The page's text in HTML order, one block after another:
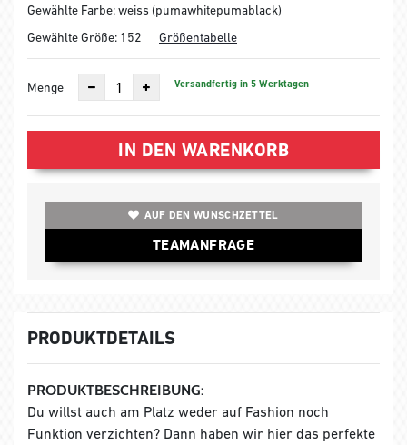
Gewählte Farbe: weiss (pumawhitepumablack)
Gewählte Größe: 152 Größentabelle
Menge Versandfertig in 5 Werktagen
IN DEN WARENKORB
AUF DEN WUNSCHZETTEL
TEAMANFRAGE
PRODUKTDETAILS
PRODUKTBESCHREIBUNG:
Du willst auch am Platz weder auf Fashion noch
Funktion verzichten? Dann haben wir hier das perfekte